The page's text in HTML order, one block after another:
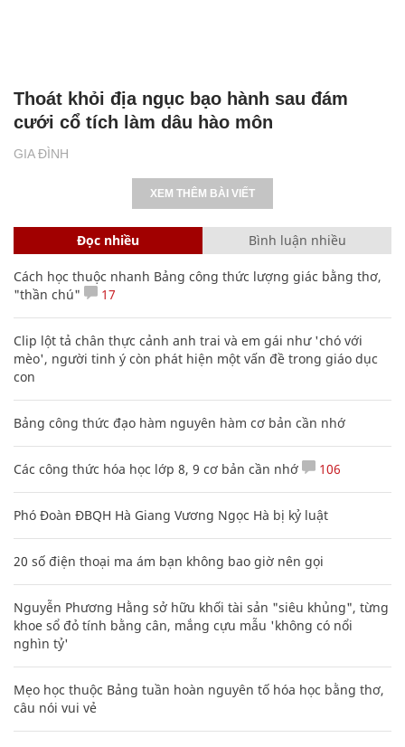
GIA ĐÌNH
Thoát khỏi địa ngục bạo hành sau đám
cưới cổ tích làm dâu hào môn
XEM THÊM BÀI VIẾT
Đọc nhiều Bình luận nhiều
Cách học thuộc nhanh Bảng công thức lượng giác bằng thơ,
"thần chú"
17
Clip lột tả chân thực cảnh anh trai và em gái như 'chó với
mèo', người tinh ý còn phát hiện một vấn đề trong giáo dục
con
Bảng công thức đạo hàm nguyên hàm cơ bản cần nhớ
Các công thức hóa học lớp 8, 9 cơ bản cần nhớ 106
Phó Đoàn ĐBQH Hà Giang Vương Ngọc Hà bị kỷ luật
20 số điện thoại ma ám bạn không bao giờ nên gọi
Nguyễn Phương Hằng sở hữu khối tài sản "siêu khủng", từng
khoe sổ đỏ tính bằng cân, mắng cựu mẫu 'không có nổi
nghìn tỷ'
Mẹo học thuộc Bảng tuần hoàn nguyên tố hóa học bằng thơ,
câu nói vui vẻ